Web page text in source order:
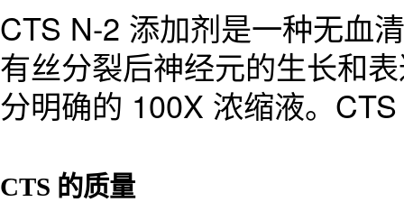
CTS N-2 添加剂是一种无血
有丝分裂后神经元的生长和
分明确的 100X 浓缩液。
CTS 的质量